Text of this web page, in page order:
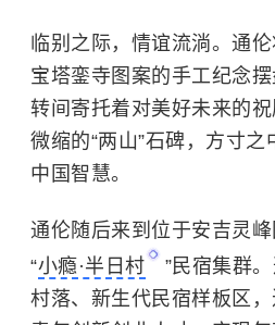
临别之际，情谊流淌。通
宝塔銮寺图案的手工纪念
转间寄托着对美好未来的
微缩的“两山”石碑，方寸
中国智慧。
通伦随后来到位于安吉灵
“小瘾·半日村
”民宿集群
村落、新生代民宿样板区